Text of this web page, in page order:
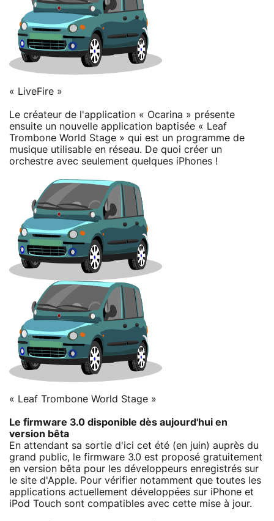
« LiveFire »
Le créateur de l'application « Ocarina » présente
ensuite un nouvelle application baptisée « Leaf
Trombone World Stage » qui est un programme de
musique utilisable en réseau. De quoi créer un
orchestre avec seulement quelques iPhones !
« Leaf Trombone World Stage »
Le firmware 3.0 disponible dès aujourd'hui en
version bêta
En attendant sa sortie d'ici cet été (en juin) auprès du
grand public, le firmware 3.0 est proposé gratuitement
en version bêta pour les développeurs enregistrés sur
le site d'Apple. Pour vérifier notamment que toutes les
applications actuellement développées sur iPhone et
iPod Touch sont compatibles avec cette mise à jour.